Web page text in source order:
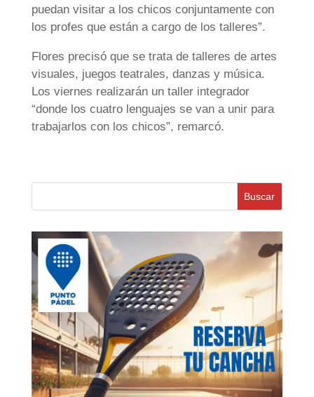
puedan visitar a los chicos conjuntamente con
los profes que están a cargo de los talleres”.
Flores precisó que se trata de talleres de artes
visuales, juegos teatrales, danzas y música.
Los viernes realizarán un taller integrador
“donde los cuatro lenguajes se van a unir para
trabajarlos con los chicos”, remarcó.
Buscar